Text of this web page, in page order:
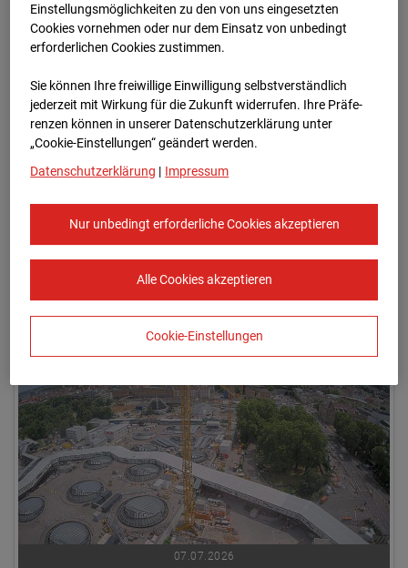
05.07.2026
07.07.2026
Einstellungsmöglichkeiten zu den von uns eingesetzten
Cookies vornehmen oder nur dem Einsatz von unbedingt
erforderlichen Cookies zustimmen.
Sie können Ihre freiwillige Einwilligung selbstverständlich
jederzeit mit Wirkung für die Zukunft widerrufen. Ihre Prä­fe­
renzen können in unserer Datenschutzerklärung unter
„Cookie-Einstellungen“ geändert werden.
Datenschutzerklärung | Impressum
Nur unbedingt erforderliche Cookies akzeptieren
Alle Cookies akzeptieren
Cookie-Einstellungen